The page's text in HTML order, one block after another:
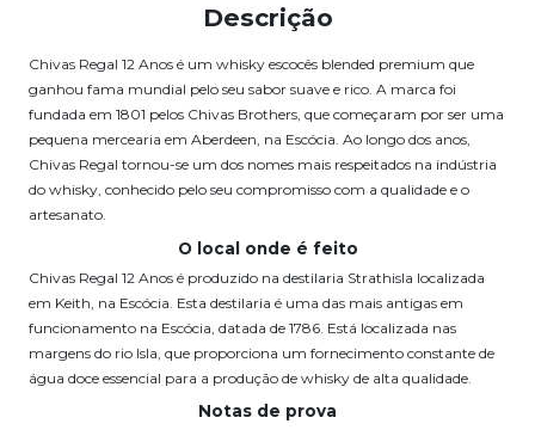
Descrição
Chivas Regal 12 Anos é um whisky escocês blended premium que
ganhou fama mundial pelo seu sabor suave e rico. A marca foi
fundada em 1801 pelos Chivas Brothers, que começaram por ser uma
pequena mercearia em Aberdeen, na Escócia. Ao longo dos anos,
Chivas Regal tornou-se um dos nomes mais respeitados na indústria
do whisky, conhecido pelo seu compromisso com a qualidade e o
artesanato.
O local onde é feito
Chivas Regal 12 Anos é produzido na destilaria Strathisla localizada
em Keith, na Escócia. Esta destilaria é uma das mais antigas em
funcionamento na Escócia, datada de 1786. Está localizada nas
margens do rio Isla, que proporciona um fornecimento constante de
água doce essencial para a produção de whisky de alta qualidade.
Notas de prova